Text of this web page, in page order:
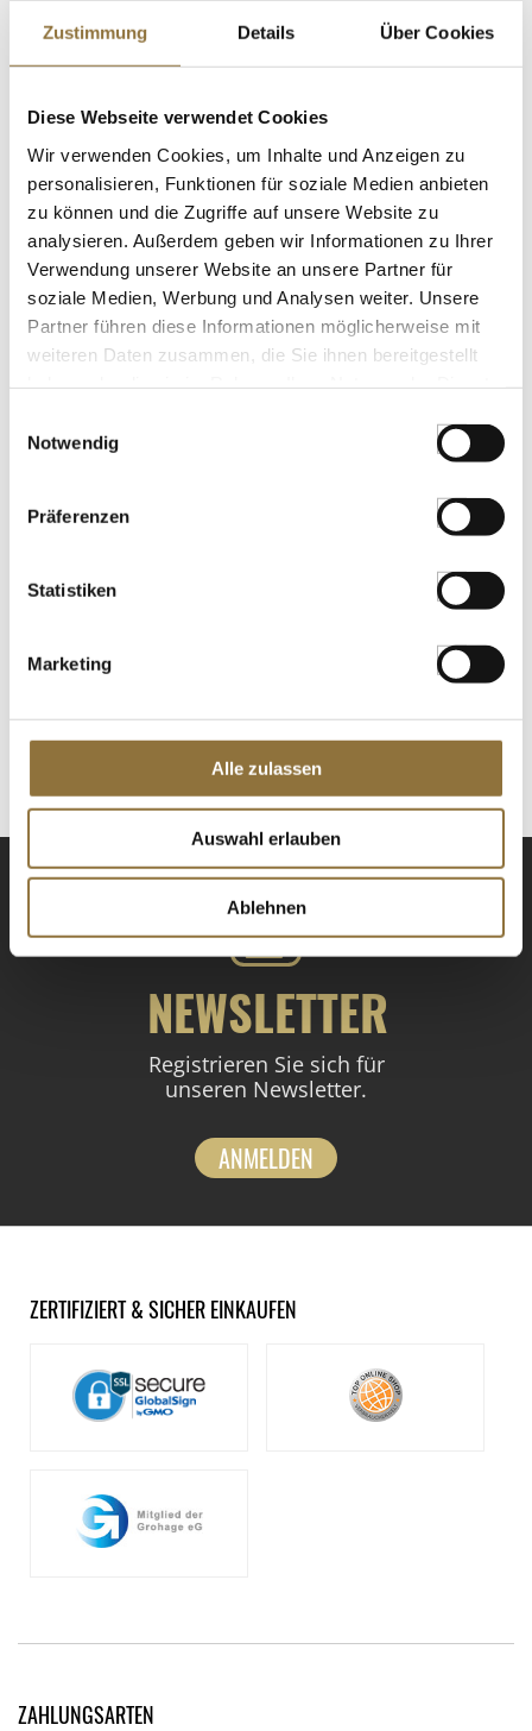
Zustimmung Details Über Cookies
Diese Webseite verwendet Cookies
Wir verwenden Cookies, um Inhalte und Anzeigen zu
personalisieren, Funktionen für soziale Medien anbieten
zu können und die Zugriffe auf unsere Website zu
analysieren. Außerdem geben wir Informationen zu Ihrer
Verwendung unserer Website an unsere Partner für
soziale Medien, Werbung und Analysen weiter. Unsere
Partner führen diese Informationen möglicherweise mit
weiteren Daten zusammen, die Sie ihnen bereitgestellt
Notwendig
Präferenzen
Statistiken
Marketing
Alle zulassen
Auswahl erlauben
Ablehnen
€ 171,29/ kg
LEBENSMITTELKENNZEICHNUNGEN
Poke Bowls, Nihon Shokken, 1 l
Art.Nr.:55645
Gewürzubereitung für Fleisch- und
NEWSLETTER
Registrieren Sie sich für
unseren Newsletter.
ANMELDEN
ZERTIFIZIERT & SICHER EINKAUFEN
ZAHLUNGSARTEN